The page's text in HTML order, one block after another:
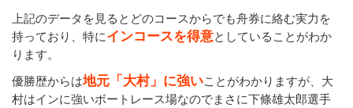
上記のデータを見るとどのコースからでも舟券に絡む実力を
持っており、特にインコースを得意としていることがわか
ります。
優勝歴からは地元「大村」に強いことがわかりますが、大
村はインに強いボートレース場なのでまさに下條雄太郎選手